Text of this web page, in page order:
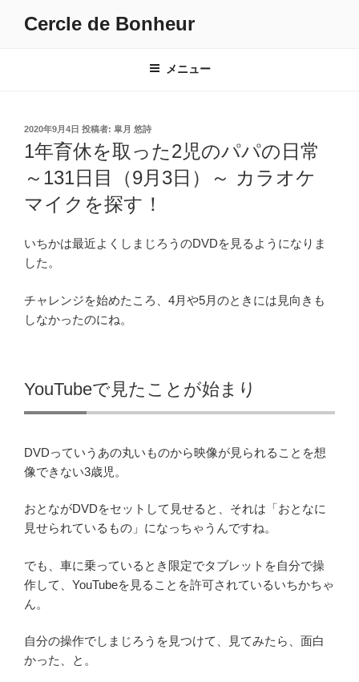
Cercle de Bonheur
メニュー
投
稿
日:
2020年9月4日 投稿者: 皐月 悠詩
1年育休を取った2児のパパの日常
～131日目（9月3日）～ カラオケ
マイクを探す！
いちかは最近よくしまじろうのDVDを見るようになりま
した。
チャレンジを始めたころ、4月や5月のときには見向きも
しなかったのにね。
YouTubeで見たことが始まり
DVDっていうあの丸いものから映像が見られることを想
像できない3歳児。
おとながDVDをセットして見せると、それは「おとなに
見せられているもの」になっちゃうんですね。
でも、車に乗っているとき限定でタブレットを自分で操
作して、YouTubeを見ることを許可されているいちかちゃ
ん。
自分の操作でしまじろうを見つけて、見てみたら、面白
かった、と。